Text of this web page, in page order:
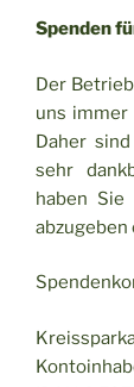
Spenden
Der
uns immer
Daher
sehr
haben
abzugeben